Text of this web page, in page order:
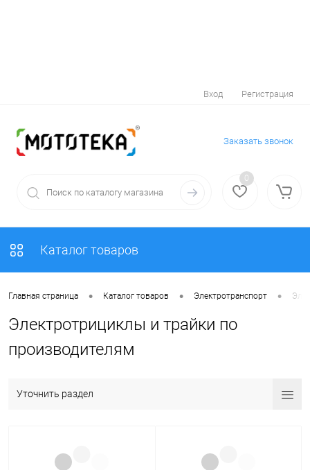
Вход Регистрация
Заказать звонок
0
Каталог товаров
Главная страница • Каталог товаров • Электротранспорт •
Электротрициклы и трайки по
производителям
Уточнить раздел